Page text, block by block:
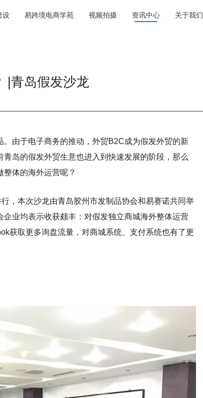
设 易跨境电商学苑 视频拍摄 资讯中心 关于我们
|青岛假发沙龙
由于电子商务的推动，外贸B2C成为假发外贸的新
岛的假发外贸生意也进入到快速发展的阶段，那么
体的海外运营呢？
，本次沙龙由青岛胶州市发制品协会和易赛诺共同举
业均表示收获颇丰：对假发独立商城海外整体运营
获取更多询盘流量，对商城系统、支付系统也有了更